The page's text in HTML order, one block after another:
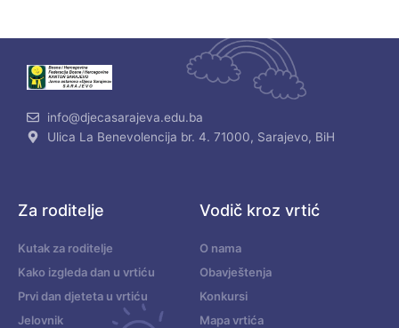
info@djecasarajeva.edu.ba
Ulica La Benevolencija br. 4. 71000, Sarajevo, BiH
Za roditelje
Kutak za roditelje
Kako izgleda dan u vrtiću
Prvi dan djeteta u vrtiću
Jelovnik
Vodič kroz vrtić
O nama
Obavještenja
Konkursi
Mapa vrtića